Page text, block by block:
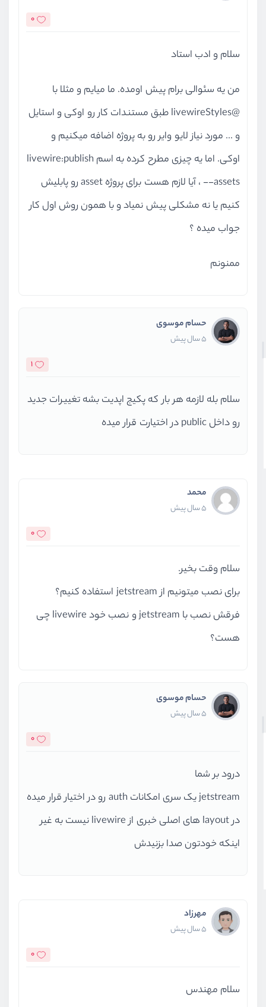
0
سلام و ادب استاد
من یه سئوالی برام پیش اومده. ما میایم و مثلا با
@livewireStyles طبق مستندات کار رو اوکی و استایل
و ... مورد نیاز لایو وایر رو به پروژه اضافه میکنیم و
اوکی. اما یه چیزی مطرح کرده به اسم livewire:publish
--assets ، آیا لازم هست برای پروژه asset رو پابلیش
کنیم یا نه مشکلی پیش نمیاد و با همون روش اول کار
جواب میده ؟
ممنونم
حسام موسوی
5 سال پیش
1
سلام بله لازمه هر بار که پکیج اپدیت بشه تغییرات جدید
رو داخل public در اختیارت قرار میده
محمد
5 سال پیش
0
سلام وقت بخیر.
برای نصب میتونیم از jetstream استفاده کنیم؟
فرقش نصب با jetstream و نصب خود livewire چی
هست؟
حسام موسوی
5 سال پیش
0
درود بر شما
jetstream یک سری امکانات auth رو در اختیار قرار میده
در layout های اصلی خبری از livewire نیست به غیر
اینکه خودتون صدا بزنیدش
مهرزاد
5 سال پیش
0
سلام مهندس